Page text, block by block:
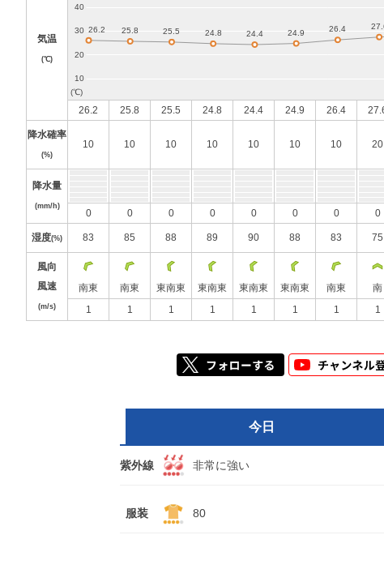
気温
(℃)
26.2 25.8 25.5 24.8 24.4 24.9 26.4
降水確率
(%)
10 10 10 10 10 10 10 20
降水量
(mm/h)
0 0 0 0 0 0 0 0
湿度(%) 83 85 88 89 90 88 83 75
風向
風速
(m/s)
南東 南東 東南東 東南東 東南東 東南東 南東 南
1
1 1 1 1 1 1 1
今日
紫外線 非常に強い
服装 80